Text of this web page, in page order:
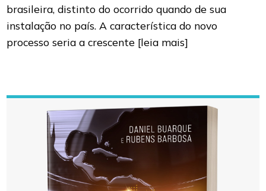
brasileira, distinto do ocorrido quando de sua
instalação no país. A característica do novo
processo seria a crescente [leia mais]